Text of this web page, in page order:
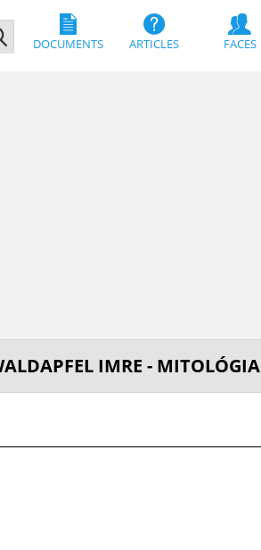
DOCUMENTS ARTICLES FACES
IMRE - MITOLÓGIA